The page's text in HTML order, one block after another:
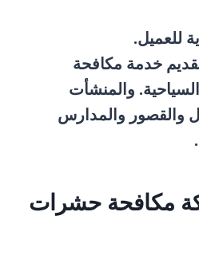
للعميل.
خدمة مكافحة
والمنشأت
والقصور والمدارس
مكافحة حشرات